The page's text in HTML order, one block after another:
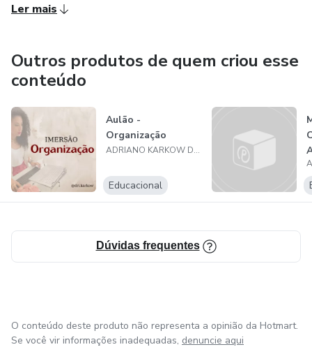
Ler mais
Outros produtos de quem criou esse
conteúdo
Aulão -
Organização
ADRIANO KARKOW DE ALMEIDA
Educacional
Dúvidas frequentes
O conteúdo deste produto não representa a opinião da Hotmart.
Se você vir informações inadequadas, denuncie aqui